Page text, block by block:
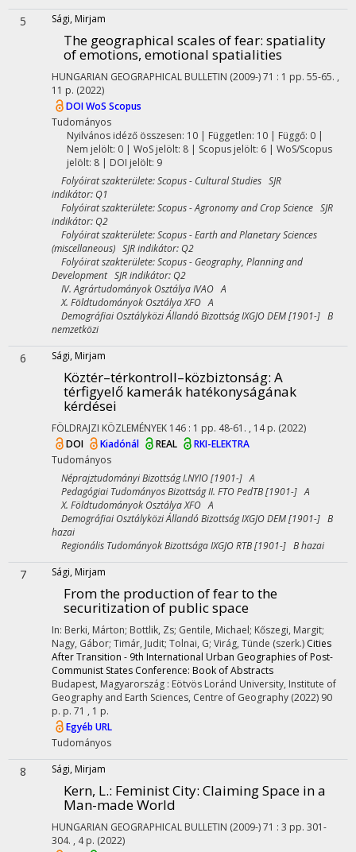
5 Sági, Mirjam
The geographical scales of fear: spatiality
of emotions, emotional spatialities
HUNGARIAN GEOGRAPHICAL BULLETIN (2009-)71 : 1 pp. 55-65. ,
11 p. (2022)
DOIWoS Scopus
Tudományos
Nyilvános idéző összesen: 10| Független: 10 | Függő: 0 |
Nem jelölt: 0 | WoS jelölt: 8 | Scopus jelölt: 6 | WoS/Scopus
jelölt: 8 | DOI jelölt: 9
Folyóirat szakterülete: Scopus - Cultural Studies SJR
indikátor: Q1
Folyóirat szakterülete: Scopus - Agronomy and Crop Science SJR
indikátor: Q2
Folyóirat szakterülete: Scopus - Earth and Planetary Sciences
(miscellaneous) SJR indikátor: Q2
Folyóirat szakterülete: Scopus - Geography, Planning and
Development SJR indikátor: Q2
IV. Agrártudományok Osztálya IVAO A
X. Földtudományok Osztálya XFO A
Demográfiai Osztályközi Állandó Bizottság IXGJO DEM [1901-] B
nemzetközi
6 Sági, Mirjam
Köztér–térkontroll–közbiztonság: A
térfigyelő kamerák hatékonyságának
kérdései
FÖLDRAJZI KÖZLEMÉNYEK 146 : 1 pp. 48-61. , 14 p. (2022)
DOI
Kiadónál REAL
RKI-ELEKTRA
Tudományos
Néprajztudományi Bizottság I.NYIO [1901-] A
Pedagógiai Tudományos Bizottság II. FTO PedTB [1901-] A
X. Földtudományok Osztálya XFO A
Demográfiai Osztályközi Állandó Bizottság IXGJO DEM [1901-] B
hazai
Regionális Tudományok Bizottsága IXGJO RTB [1901-] B hazai
7 Sági, Mirjam
From the production of fear to the
securitization of public space
In: Berki, Márton; Bottlik, Zs; Gentile, Michael; Kőszegi, Margit;
Nagy, Gábor; Timár, Judit; Tolnai, G; Virág, Tünde (szerk.) Cities
After Transition - 9th International Urban Geographies of Post-
Communist States Conference: Book of Abstracts
Budapest, Magyarország : Eötvös Loránd University, Institute of
Geography and Earth Sciences, Centre of Geography (2022) 90
p. p. 71 , 1 p.
Egyéb URL
Tudományos
8 Sági, Mirjam
Kern, L.: Feminist City: Claiming Space in a
Man-made World
HUNGARIAN GEOGRAPHICAL BULLETIN (2009-)71 : 3 pp. 301-
304. , 4 p. (2022)